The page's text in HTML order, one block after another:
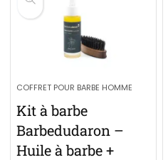
COFFRET POUR BARBE HOMME
Kit à barbe
Barbedudaron –
Huile à barbe +